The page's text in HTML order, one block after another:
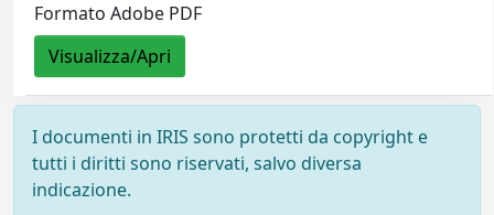
Formato Adobe PDF
Visualizza/Apri
I documenti in IRIS sono protetti da copyright e
tutti i diritti sono riservati, salvo diversa
indicazione.